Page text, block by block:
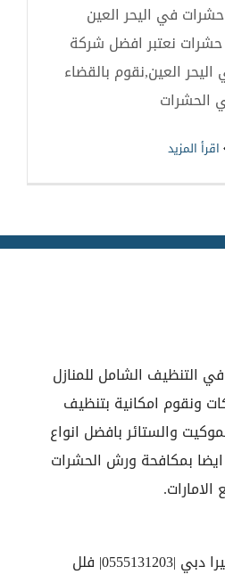
في اليحر العين
رش حشرات نعتبر افضل شركة
العين,نقوم بالقضاء
الحشرات
التنظيف الشامل للمنازل
ونقوم امكانية بتنظيف
والستائر بافضل انواع
ايضا بمكافحة ورش الحشرات
شركة تنظيف في الجميرا دبي |0555131203| فلل